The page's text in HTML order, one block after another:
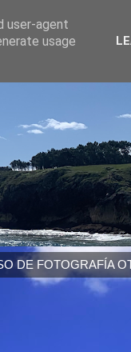
DE FOTOGRAFÍA
user-agent
usage